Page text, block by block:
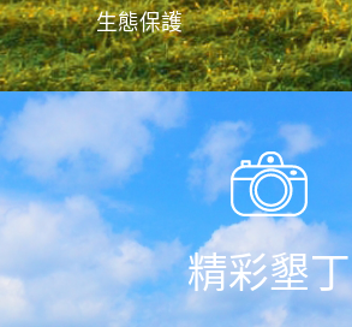
生態保護
精彩墾丁